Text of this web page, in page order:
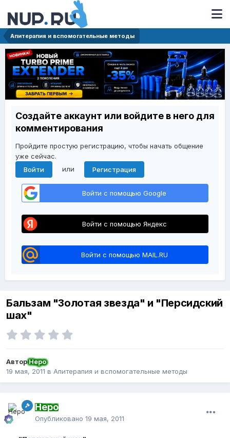
Апитерапия и вспомогательные методы
Создайте аккаунт или войдите в него для
комментирования
Пройдите простую регистрацию, чтобы начать общение
уже сейчас.
Войти
или Регистрация
Войти с помощью Google
Войти с помощью Яндекс
Войти с помощью MAIL.RU
Бальзам "Золотая звезда" и "Персидский
шах"
АвторНеро
19 мая, 2011 в Апитерапия и вспомогательные методы
Неро
Опубликовано 19 мая, 2011